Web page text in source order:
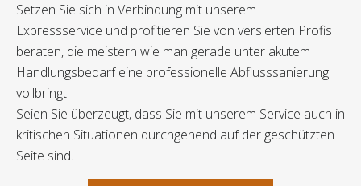
Setzen Sie sich in Verbindung mit unserem
Expressservice und profitieren Sie von versierten Profis
beraten, die meistern wie man gerade unter akutem
Handlungsbedarf eine professionelle Abflusssanierung
vollbringt.
Seien Sie überzeugt, dass Sie mit unserem Service auch in
kritischen Situationen durchgehend auf der geschützten
Seite sind.